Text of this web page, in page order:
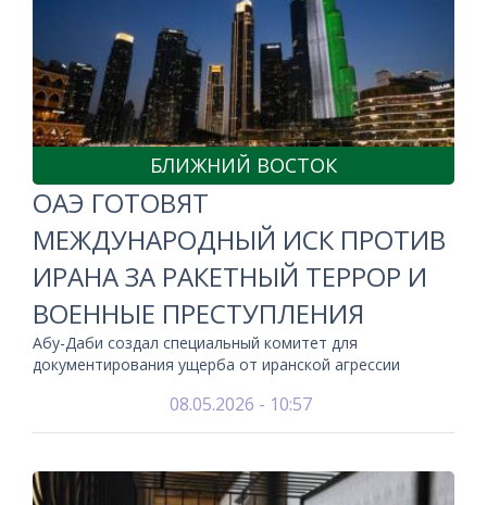
БЛИЖНИЙ ВОСТОК
ОАЭ ГОТОВЯТ
МЕЖДУНАРОДНЫЙ ИСК ПРОТИВ
ИРАНА ЗА РАКЕТНЫЙ ТЕРРОР И
ВОЕННЫЕ ПРЕСТУПЛЕНИЯ
Абу-Даби создал специальный комитет для
документирования ущерба от иранской агрессии
08.05.2026 - 10:57